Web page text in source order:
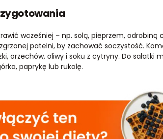
wcześniej – np. solą, pieprzem, odrobiną
patelni, by zachować soczystość.
orzechów, oliwy i soku z cytryny. Do sałatki
paprykę lub rukolę.